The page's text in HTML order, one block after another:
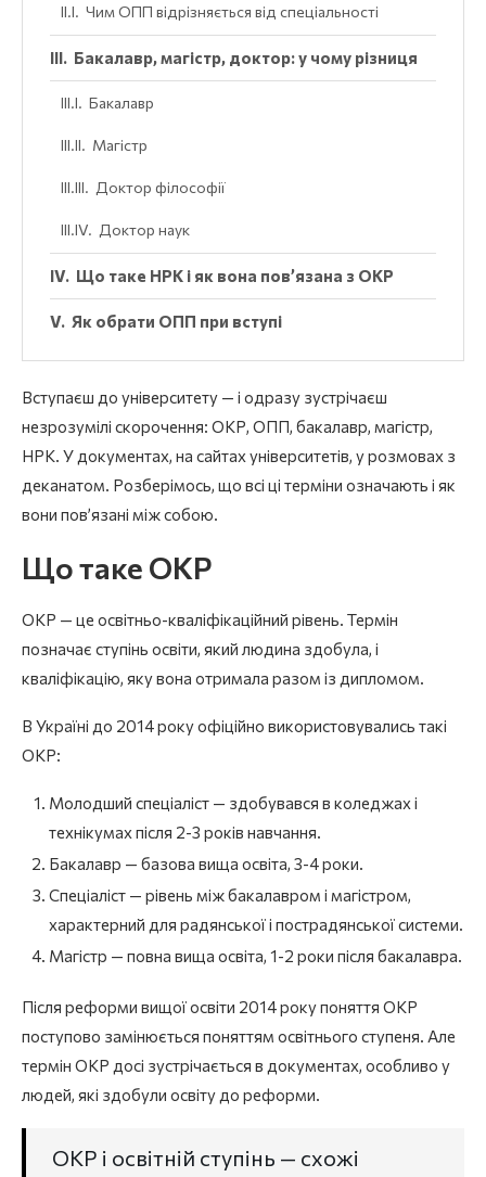
Чим ОПП відрізняється від спеціальності
Бакалавр, магістр, доктор: у чому різниця
Бакалавр
Магістр
Доктор філософії
Доктор наук
Що таке НРК і як вона пов’язана з ОКР
Як обрати ОПП при вступі
Вступаєш до університету — і одразу зустрічаєш
незрозумілі скорочення: ОКР, ОПП, бакалавр, магістр,
НРК. У документах, на сайтах університетів, у розмовах з
деканатом. Розберімось, що всі ці терміни означають і як
вони пов’язані між собою.
Що таке ОКР
ОКР — це освітньо-кваліфікаційний рівень. Термін
позначає ступінь освіти, який людина здобула, і
кваліфікацію, яку вона отримала разом із дипломом.
В Україні до 2014 року офіційно використовувались такі
ОКР:
Молодший спеціаліст — здобувався в коледжах і
технікумах після 2-3 років навчання.
Бакалавр — базова вища освіта, 3-4 роки.
Спеціаліст — рівень між бакалавром і магістром,
характерний для радянської і пострадянської системи.
Магістр — повна вища освіта, 1-2 роки після бакалавра.
Після реформи вищої освіти 2014 року поняття ОКР
поступово замінюється поняттям освітнього ступеня. Але
термін ОКР досі зустрічається в документах, особливо у
людей, які здобули освіту до реформи.
ОКР і освітній ступінь — схожі